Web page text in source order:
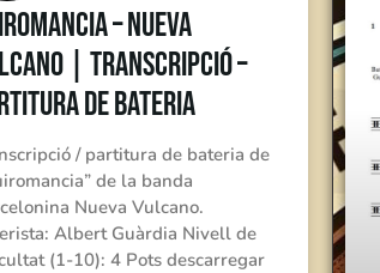
– Nueva
| Transcripció –
de Bateria
/ partitura de bateria de
de la banda
Nueva Vulcano.
Albert Guàrdia Nivell de
(1-10): 4 Pots descarregar